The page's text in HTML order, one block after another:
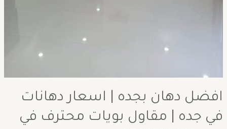
افضل دهان بجده | اسعار دهانات
في جده | مقاول بويات محترف في